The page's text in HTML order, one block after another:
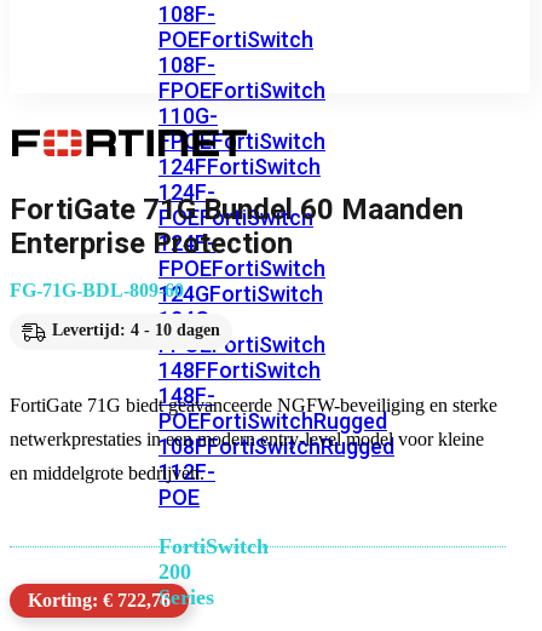
108F-
POEFortiSwitch
108F-
FPOEFortiSwitch
110G-
FPOEFortiSwitch
124FFortiSwitch
124F-
POEFortiSwitch
124F-
FPOEFortiSwitch
124GFortiSwitch
124G-
FPOEFortiSwitch
148FFortiSwitch
148F-
POEFortiSwitchRugged
108FFortiSwitchRugged
112F-
POE
FortiSwitch
200
Series
FortiGate 71G Bundel 60 Maanden
Enterprise Protection
FG-71G-BDL-809-60
Levertijd: 4 - 10 dagen
FortiGate 71G biedt geavanceerde NGFW-beveiliging en sterke
netwerkprestaties in een modern entry-level model voor kleine
en middelgrote bedrijven.
Korting: € 722,76